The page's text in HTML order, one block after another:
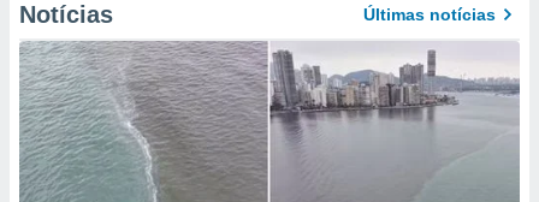
Notícias Últimas notícias